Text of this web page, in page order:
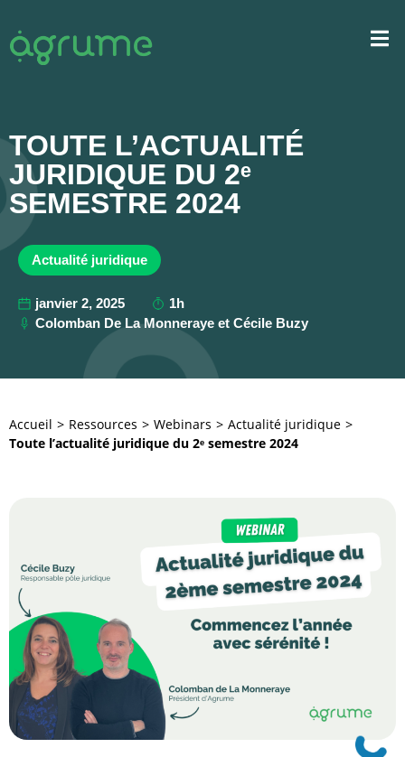
TOUTE L’ACTUALITÉ
JURIDIQUE DU 2ᵉ
SEMESTRE 2024
Actualité juridique
janvier 2, 2025
1h
Colomban De La Monneraye et Cécile Buzy
Accueil Ressources Webinars
Actualité juridique
Toute l’actualité juridique du 2ᵉ semestre 2024